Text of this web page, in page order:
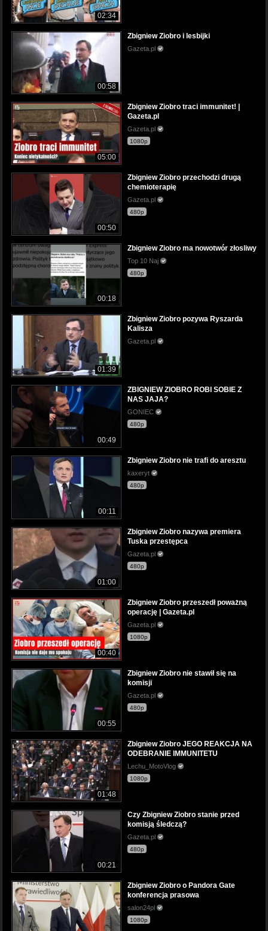
02:34
00:58
Zbigniew Ziobro i lesbijki
Gazeta.pl
05:00
Zbigniew Ziobro traci immunitet! |
Gazeta.pl
Gazeta.pl
1080p
00:50
Zbigniew Ziobro przechodzi drugą
chemioterapię
Gazeta.pl
480p
00:18
Zbigniew Ziobro ma nowotwór złosliwy
Top 10 Naj
480p
01:39
Zbigniew Ziobro pozywa Ryszarda
Kalisza
Gazeta.pl
00:49
ZBIGNIEW ZIOBRO ROBI SOBIE Z
NAS JAJA?
GONIEC
480p
00:11
Zbigniew Ziobro nie trafi do aresztu
kaxeryt
480p
01:00
Zbigniew Ziobro nazywa premiera
Tuska przestępca
Gazeta.pl
480p
00:40
Zbigniew Ziobro przeszedł poważną
operację | Gazeta.pl
Gazeta.pl
1080p
00:55
Zbigniew Ziobro nie stawił się na
komisji
Gazeta.pl
480p
01:48
Zbigniew Ziobro JEGO REAKCJA NA
ODEBRANIE IMMUNITETU
Lechu_MotoVlog
1080p
00:21
Czy Zbigniew Ziobro stanie przed
komisją śledczą?
Gazeta.pl
480p
Zbigniew Ziobro o Pandora Gate
konferencja prasowa
salon24pl
1080p